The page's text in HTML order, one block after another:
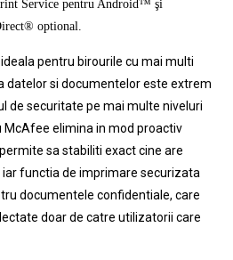
Service pentru Android™ şi
optional.
pentru birourile cu mai multi
datelor si documentelor este extrem
de securitate pe mai multe niveluri
elimina in mod proactiv
sa stabiliti exact cine are
iar functia de imprimare securizata
documentele confidentiale, care
doar de catre utilizatorii care